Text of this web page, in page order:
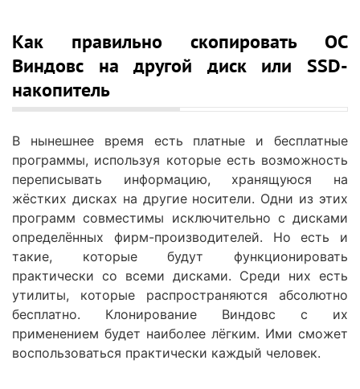
Как правильно скопировать ОС
Виндовс на другой диск или SSD-
накопитель
В нынешнее время есть платные и бесплатные
программы, используя которые есть возможность
переписывать информацию, хранящуюся на
жёстких дисках на другие носители. Одни из этих
программ совместимы исключительно с дисками
определённых фирм-производителей. Но есть и
такие, которые будут функционировать
практически со всеми дисками. Среди них есть
утилиты, которые распространяются абсолютно
бесплатно. Клонирование Виндовс с их
применением будет наиболее лёгким. Ими сможет
воспользоваться практически каждый человек.